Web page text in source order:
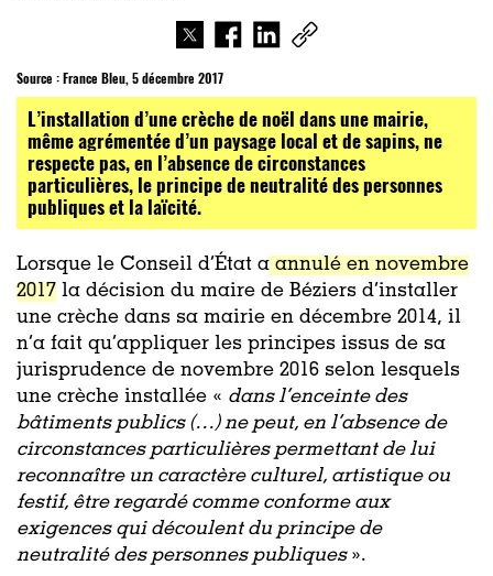
Source : France Bleu, 5 décembre 2017
L’installation d’une crèche de noël dans une mairie,
même agrémentée d’un paysage local et de sapins, ne
respecte pas, en l’absence de circonstances
particulières, le principe de neutralité des personnes
publiques et la laïcité.
Lorsque le Conseil d’État a annulé en novembre
2017 la décision du maire de Béziers d’installer
une crèche dans sa mairie en décembre 2014, il
n’a fait qu’appliquer les principes issus de sa
jurisprudence de novembre 2016 selon lesquels
une crèche installée « dans l’enceinte des
bâtiments publics (…) ne peut, en l’absence de
circonstances particulières permettant de lui
reconnaître un caractère culturel, artistique ou
festif, être regardé comme conforme aux
exigences qui découlent du principe de
neutralité des personnes publiques ».